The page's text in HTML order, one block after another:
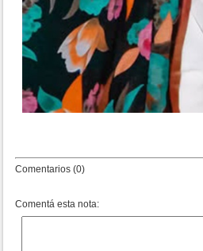
Comentarios (0)
Comentá esta nota: